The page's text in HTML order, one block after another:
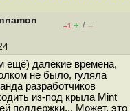
–1 + / –
ещё) далёкие времена,
не было, гуляла
разработчиков
из-под крыла Mint
поддержки... Может, это